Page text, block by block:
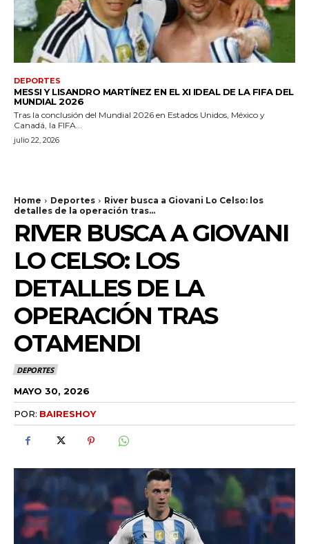
DEPORTES
MESSI Y LISANDRO MARTÍNEZ EN EL XI IDEAL DE LA FIFA DEL
MUNDIAL 2026
Tras la conclusión del Mundial 2026 en Estados Unidos, México y
Canadá, la FIFA...
julio 22, 2026